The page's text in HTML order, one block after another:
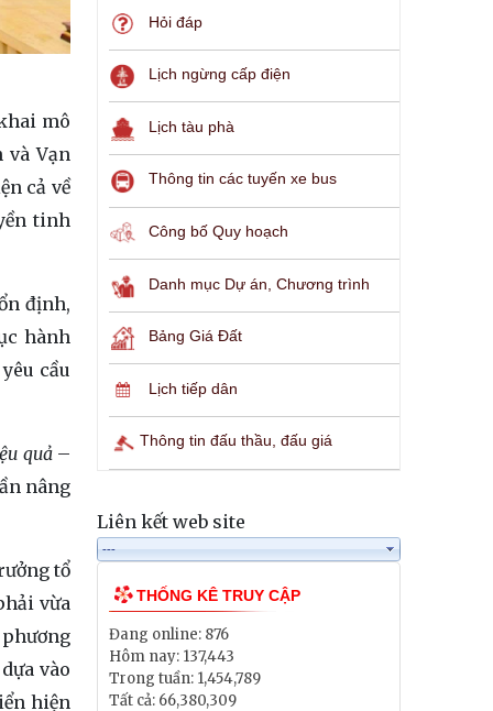
mô
và Vạn
cả về
tinh
định,
hành
cầu
quả–
nâng
tổ
vừa
vào
hiện
Hỏi đáp
Lịch ngừng cấp điện
Lịch tàu phà
Thông tin các tuyến xe bus
Công bố Quy hoạch
Danh mục Dự án, Chương trình
Bảng Giá Đất
Lịch tiếp dân
Thông tin đấu thầu, đấu giá
Liên kết web site
THỐNG KÊ TRUY CẬP
Đang online: 876
Hôm nay: 137,443
Trong tuần: 1,454,789
Tất cả: 66,380,309